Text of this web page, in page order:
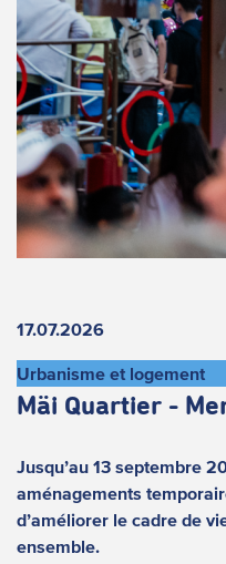
17.07.2026
Urbanisme et logement
Mäi Quartier -
Jusqu’au 13 septembre
aménagements
d’améliorer le cadre de
ensemble.